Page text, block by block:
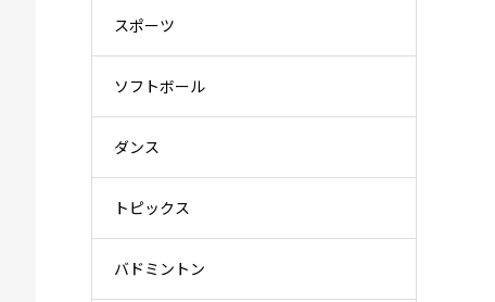
スポーツ
ソフトボール
ダンス
トピックス
バドミントン